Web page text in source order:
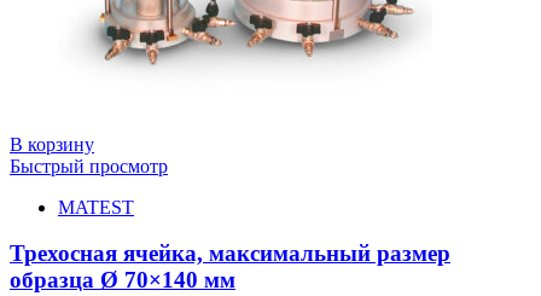
В корзину
Быстрый просмотр
MATEST
Трехосная ячейка, максимальный размер
образца Ø 70×140 мм